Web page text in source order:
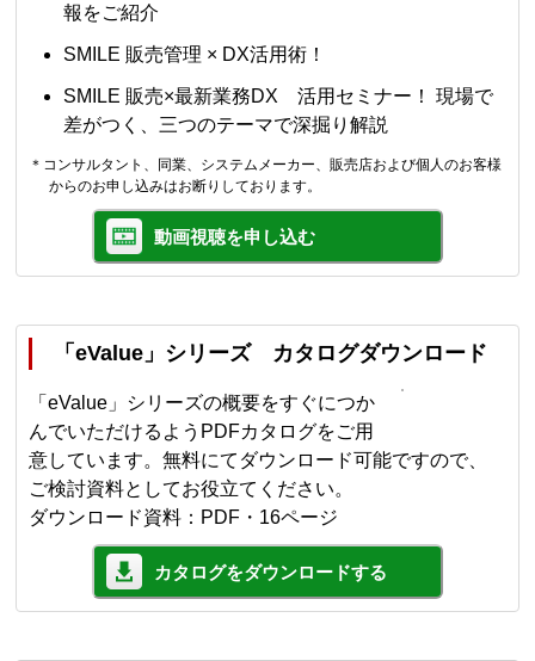
報をご紹介
SMILE 販売管理 × DX活用術！
SMILE 販売×最新業務DX 活用セミナー！ 現場で
差がつく、三つのテーマで深掘り解説
＊コンサルタント、同業、システムメーカー、販売店および個人のお客様
からのお申し込みはお断りしております。
動画視聴を申し込む
「eValue」シリーズ カタログダウンロード
「eValue」シリーズの概要をすぐにつか
んでいただけるようPDFカタログをご用
意しています。無料にてダウンロード可能ですので、
ご検討資料としてお役立てください。
ダウンロード資料：PDF・16ページ
カタログをダウンロードする